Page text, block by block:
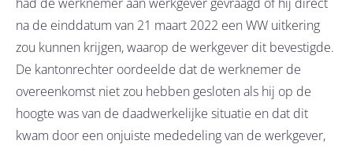
na de einddatum van 21 maart 2022 een WW uitkering
zou kunnen krijgen, waarop de werkgever dit bevestigde.
De kantonrechter oordeelde dat de werknemer de
overeenkomst niet zou hebben gesloten als hij op de
hoogte was van de daadwerkelijke situatie en dat dit
kwam door een onjuiste mededeling van de werkgever,